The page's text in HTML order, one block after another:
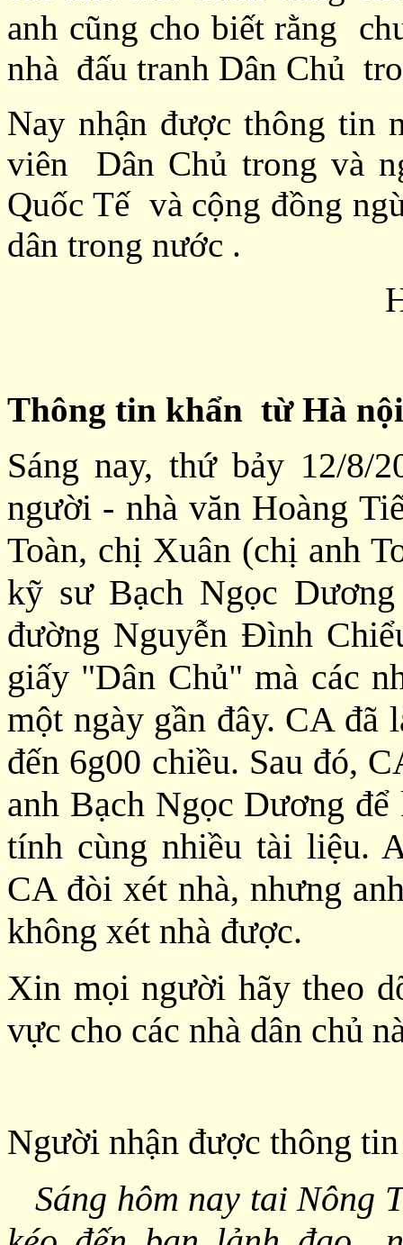
anh cũng cho biết rằng
nhà đấu tranh Dân Chủ
Nay nhận được thông tin
viên Dân Chủ trong và
Quốc Tế và cộng đồng
dân trong nước .
Hòang
Thông tin khẩn từ Hà
Sáng nay, thứ bảy 12/8/
người - nhà văn Hoàng
Toàn, chị Xuân (chị anh
kỹ sư Bạch Ngọc
đường Nguyễn Đình
giấy "Dân Chủ" mà các
một ngày gần đây. CA
đến 6g00 chiều. Sau đó,
anh Bạch Ngọc Dương
tính cùng nhiều tài liệu.
CA đòi xét nhà, nhưng
không xét nhà được.
Xin mọi người hãy theo
vực cho các nhà dân chủ
Người nhận được thông
Sáng hôm nay tai Nông